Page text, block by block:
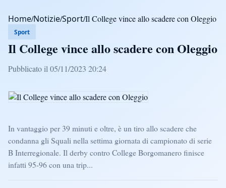
Home/Notizie/Sport/Il College vince allo scadere con Oleggio
Sport
Il College vince allo scadere con Oleggio
Pubblicato il 05/11/2023 20:24
In vantaggio per 39 minuti e oltre, è un tiro allo scadere che
condanna gli Squali nella settima giornata di campionato di serie
B Interregionale. Il derby contro College Borgomanero finisce
infatti 95-96 con una trip...